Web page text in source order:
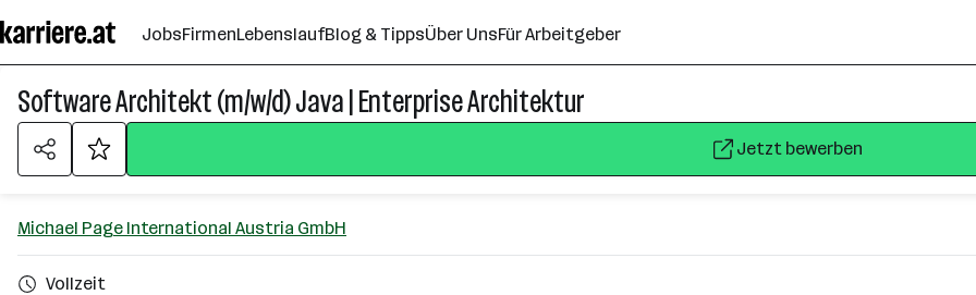
Seiteninhalt
springen
JobsFirmenLebenslaufBlog & TippsÜber UnsFür Arbeitgeber
Software Architekt (m/w/d) Java | Enterprise Architektur
Jetzt bewerben
Michael Page International Austria GmbH
Vollzeit